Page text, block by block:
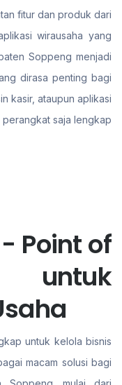
fitur dan produk dari
wirausaha yang
Soppeng menjadi
dirasa penting bagi
kasir, ataupun aplikasi
saja lengkap
Point of
untuk
untuk kelola bisnis
macam solusi bagi